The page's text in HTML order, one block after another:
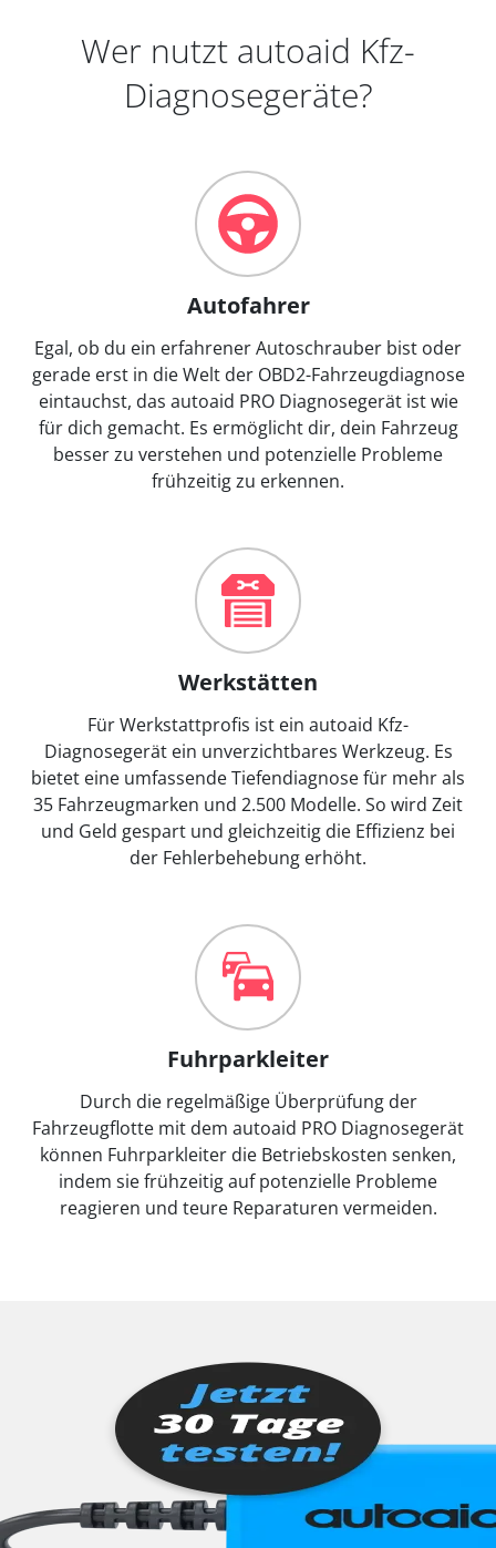
Wer nutzt autoaid Kfz-
Diagnosegeräte?
Autofahrer
Egal, ob du ein erfahrener Autoschrauber bist oder
gerade erst in die Welt der OBD2-Fahrzeugdiagnose
eintauchst, das autoaid PRO Diagnosegerät ist wie
für dich gemacht. Es ermöglicht dir, dein Fahrzeug
besser zu verstehen und potenzielle Probleme
frühzeitig zu erkennen.
Werkstätten
Für Werkstattprofis ist ein autoaid Kfz-
Diagnosegerät ein unverzichtbares Werkzeug. Es
bietet eine umfassende Tiefendiagnose für mehr als
35 Fahrzeugmarken und 2.500 Modelle. So wird Zeit
und Geld gespart und gleichzeitig die Effizienz bei
der Fehlerbehebung erhöht.
Fuhrparkleiter
Durch die regelmäßige Überprüfung der
Fahrzeugflotte mit dem autoaid PRO Diagnosegerät
können Fuhrparkleiter die Betriebskosten senken,
indem sie frühzeitig auf potenzielle Probleme
reagieren und teure Reparaturen vermeiden.